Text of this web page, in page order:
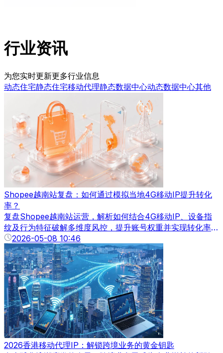
行业资讯
为您实时更新更多行业信息
动态住宅静态住宅移动代理静态数据中心动态数据中心其他
Shopee越南站复盘：如何通过模拟当地4G移动IP提升转化
率？
复盘Shopee越南站运营，解析如何结合4G移动IP、设备指
纹及行为特征破解多维度风控，提升账号权重并实现转化率突
破。2026-05-08 10:46
2026香港移动代理IP：解锁跨境业务的黄金钥匙